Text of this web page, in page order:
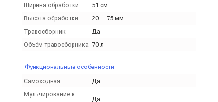
Ширина обработки
51 см
Высота обработки
20 — 75 мм
Травосборник
Да
Объём травосборника 70 л
Функциональные особенности
Самоходная
Да
Мульчирование в
Да